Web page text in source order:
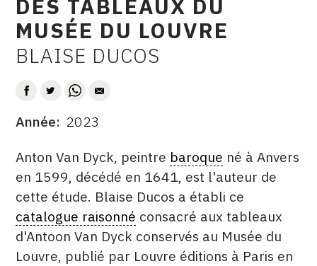
CONTACT
CGU
INSTAGRAM
FACEBOOK
TWITTER
PINTEREST
DES TABLEAUX DU
MUSÉE DU LOUVRE
AUTEUR
BLAISE DUCOS
DATE
Année 2023
DESCRITPTION
Anton Van Dyck, peintre baroque né à Anvers
en 1599, décédé en 1641, est l'auteur de
cette étude. Blaise Ducos a établi ce
catalogue raisonné consacré aux tableaux
d'Antoon Van Dyck conservés au Musée du
Louvre, publié par Louvre éditions à Paris en